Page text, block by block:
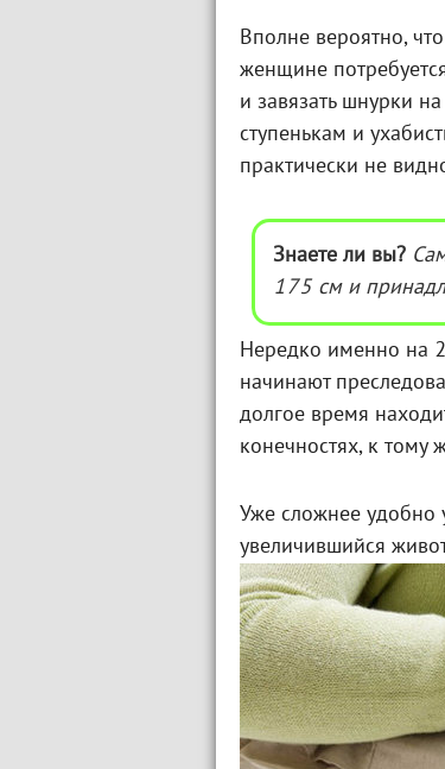
Вполне вероятно,
женщине
и завязать шнурки
ступенькам и
практически не
Знаете ли вы?
175 см и
Нередко именно на
начинают
долгое время
конечностях, к тому
Уже сложнее удобно
увеличившийся